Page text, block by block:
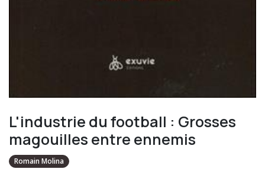
L'industrie du football : Grosses
magouilles entre ennemis
Romain Molina